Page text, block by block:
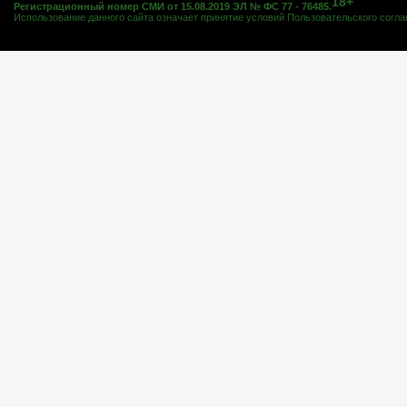
Регистрационный номер СМИ от 15.08.2019 ЭЛ № ФС 77 - 76485.
Использование данного сайта означает принятие условий Пользовательского